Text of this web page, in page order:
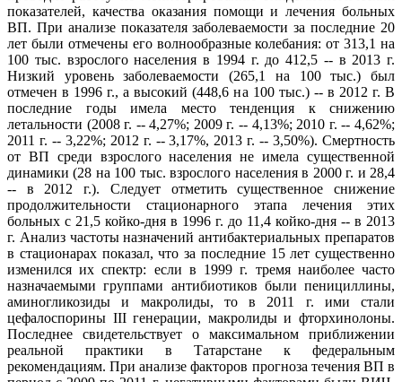
показателей, качества оказания помощи и лечения больных
ВП. При анализе показателя заболеваемости за последние 20
лет были отмечены его волнообразные колебания: от 313,1 на
100 тыс. взрослого населения в 1994 г. до 412,5 -- в 2013 г.
Низкий уровень заболеваемости (265,1 на 100 тыс.) был
отмечен в 1996 г., а высокий (448,6 на 100 тыс.) -- в 2012 г. В
последние годы имела место тенденция к снижению
летальности (2008 г. -- 4,27%; 2009 г. -- 4,13%; 2010 г. -- 4,62%;
2011 г. -- 3,22%; 2012 г. -- 3,17%, 2013 г. -- 3,50%). Смертность
от ВП среди взрослого населения не имела существенной
динамики (28 на 100 тыс. взрослого населения в 2000 г. и 28,4
-- в 2012 г.). Следует отметить существенное снижение
продолжительности стационарного этапа лечения этих
больных с 21,5 койко-дня в 1996 г. до 11,4 койко-дня -- в 2013
г. Анализ частоты назначений антибактериальных препаратов
в стационарах показал, что за последние 15 лет существенно
изменился их спектр: если в 1999 г. тремя наиболее часто
назначаемыми группами антибиотиков были пенициллины,
аминогликозиды и макролиды, то в 2011 г. ими стали
цефалоспорины III генерации, макролиды и фторхинолоны.
Последнее свидетельствует о максимальном приближении
реальной практики в Татарстане к федеральным
рекомендациям. При анализе факторов прогноза течения ВП в